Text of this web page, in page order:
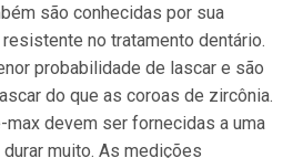
são conhecidas por sua
no tratamento dentário.
probabilidade de lascar e são
do que as coroas de zircônia.
max devem ser fornecidas a uma
muito. As medições